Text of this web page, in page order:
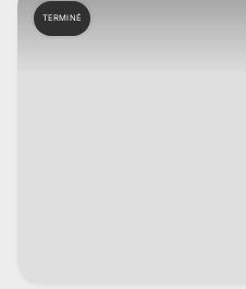
TERMINÉ